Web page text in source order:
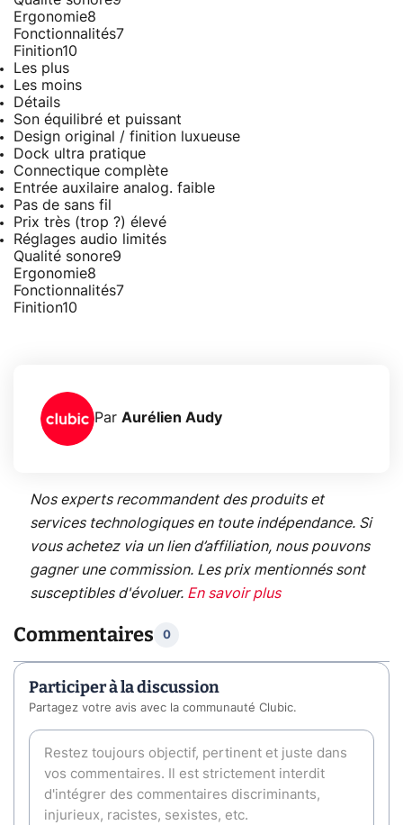
Ergonomie8
Fonctionnalités7
Finition10
Les plus
Les moins
Détails
Son équilibré et puissant
Design original / finition luxueuse
Dock ultra pratique
Connectique complète
Entrée auxilaire analog. faible
Pas de sans fil
Prix très (trop ?) élevé
Réglages audio limités
Qualité sonore9
Ergonomie8
Fonctionnalités7
Finition10
Par Aurélien Audy
Nos experts recommandent des produits et
services technologiques en toute indépendance. Si
vous achetez via un lien d’affiliation, nous pouvons
gagner une commission. Les prix mentionnés sont
susceptibles d'évoluer. En savoir plus
Commentaires 0
Participer à la discussion
Partagez votre avis avec la communauté Clubic.